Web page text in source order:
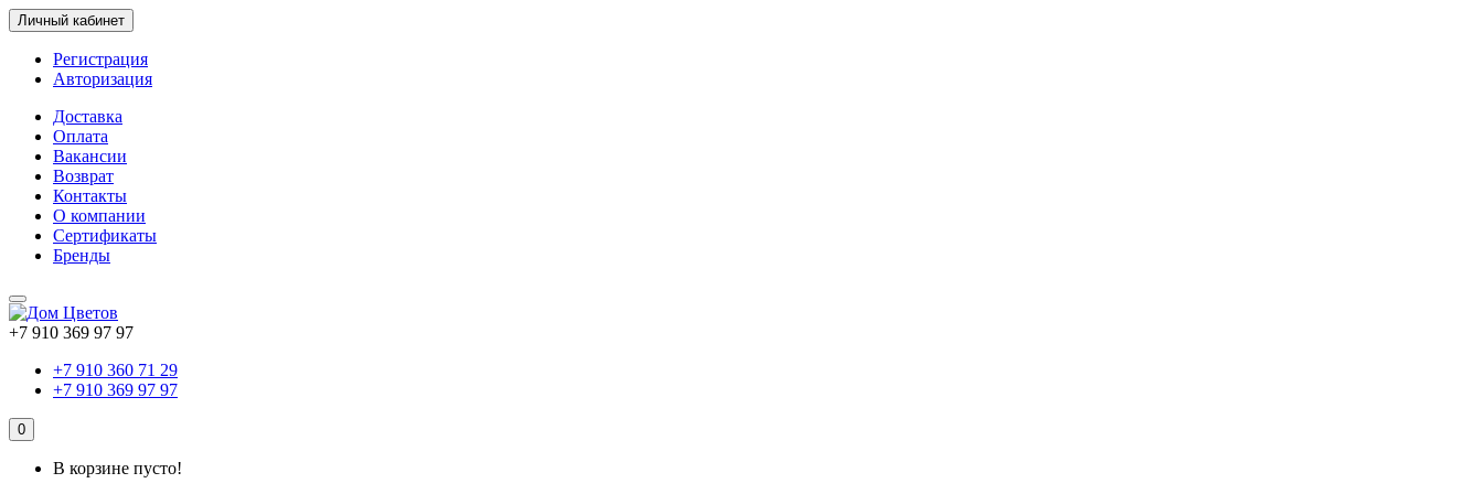
Личный кабинет
Регистрация
Авторизация
Доставка
Оплата
Вакансии
Возврат
Контакты
О компании
Сертификаты
Бренды
+7 910 369 97 97
+7 910 360 71 29
+7 910 369 97 97
0
В корзине пусто!